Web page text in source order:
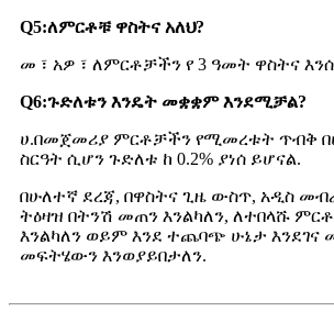
Q5:ለምርቶቹ ዋስትና አለህ?
መ ፣ አዎ ፣ ለምርቶቻችን የ 3 ዓመት ዋስትና
Q6:ጉድለቱን እንዴት መቋቋም እንደሚቻል?
ሀ.በመጀመሪያ ምርቶቻችን የሚመረቱት ጥብቅ
ስርዓት ሲሆን ጉድለቱ ከ 0.2% ያነሰ ይሆናል.
በሁለተኛ ደረጃ, በዋስትና ጊዜ ውስጥ, አዲስ
ትዕዛዝ በትንሽ መጠን እንልካለን, ለተበላሹ
እንልካለን ወይም እንደ ተጨባጭ ሁኔታ
መፍትሄውን እንወያይበታለን.